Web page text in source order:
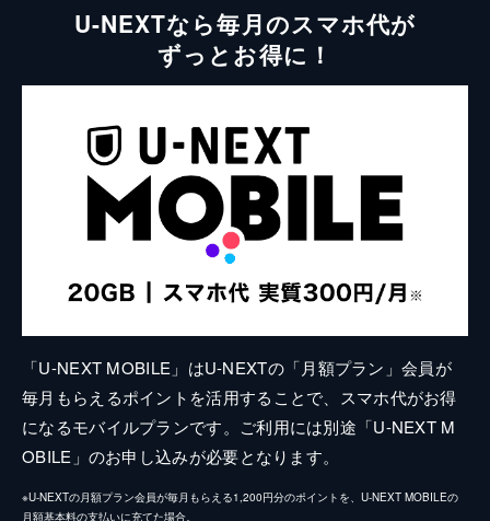
U-NEXTなら毎月のスマホ代が
ずっとお得に！
「U-NEXT MOBILE」はU-NEXTの「月額プラン」会員が
毎月もらえるポイントを活用することで、スマホ代がお得
になるモバイルプランです。ご利用には別途「U-NEXT M
OBILE」のお申し込みが必要となります。
※U-NEXTの月額プラン会員が毎月もらえる1,200円分のポイントを、U-NEXT MOBILEの
月額基本料の支払いに充てた場合。